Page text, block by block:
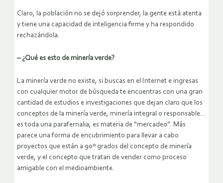
Claro, la población no se dejó sorprender, la gente está atenta
y tiene una capacidad de inteligencia firme y ha respondido
rechazándola.
– ¿Qué es esto de minería verde?
La minería verde no existe, si buscas en el Internet e ingresas
con cualquier motor de búsqueda te encuentras con una gran
cantidad de estudios e investigaciones que dejan claro que los
conceptos de la minería verde, minería integral o responsable…
es toda una parafernalia, es materia de “mercadeo”. Más
parece una forma de encubrimiento para llevar a cabo
proyectos que están a 90º grados del concepto de minería
verde, y el concepto que tratan de vender como proceso
amigable con el medioambiente.